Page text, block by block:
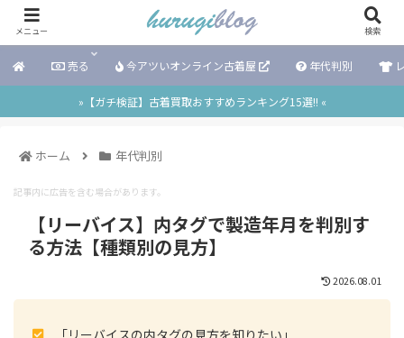
売る 今アツいオンライン古着屋 年代判別
»【ガチ検証】古着買取おすすめランキング15選!! «
ホーム 年代判別
記事内に広告を含む場合があります。
【リーバイス】内タグで製造年月を判別す
る方法【種類別の見方】
2026.08.01
メニュー 検索